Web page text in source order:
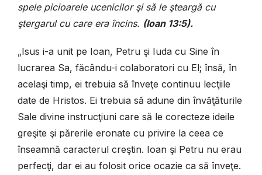
spele picioarele ucenicilor şi să le şteargă cu
ştergarul cu care era încins. (Ioan 13:5).
„Isus i-a unit pe Ioan, Petru şi Iuda cu Sine în
lucrarea Sa, făcându-i colaboratori cu El; însă, în
acelaşi timp, ei trebuia să înveţe continuu lecţiile
date de Hristos. Ei trebuia să adune din învăţăturile
Sale divine instrucţiuni care să le corecteze ideile
greşite şi părerile eronate cu privire la ceea ce
înseamnă caracterul creştin. Ioan şi Petru nu erau
perfecţi, dar ei au folosit orice ocazie ca să înveţe.